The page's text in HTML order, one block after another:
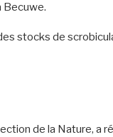
Becuwe.
stocks de
de la Nature, a